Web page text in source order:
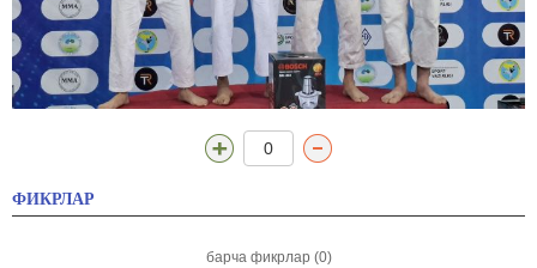
0
ФИКРЛАР
барча фикрлар (0)